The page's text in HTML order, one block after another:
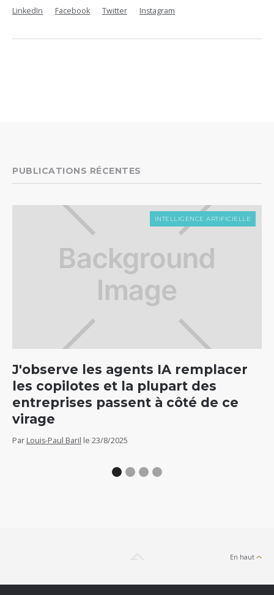
LinkedIn
Facebook Twitter Instagram
PUBLICATIONS RÉCENTES
INTELLIGENCE ARTIFICIELLE
J'observe les agents IA remplacer
les copilotes et la plupart des
entreprises passent à côté de ce
virage
Par Louis-Paul Baril le 23/8/2025
En haut